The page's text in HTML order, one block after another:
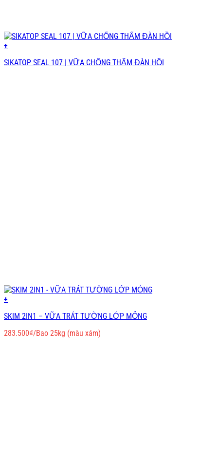
+
SIKATOP SEAL 107 | VỮA CHỐNG THẤM ĐÀN HỒI
+
SKIM 2IN1 – VỮA TRÁT TƯỜNG LỚP MỎNG
283.500₫/Bao 25kg (màu xám)